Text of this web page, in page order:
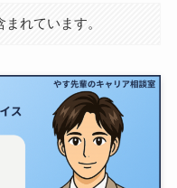
れています。